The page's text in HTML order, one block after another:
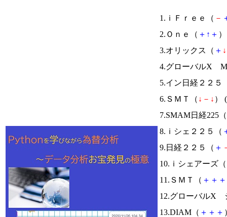
1.ｉＦｒｅｅ（ －
2.Ｏｎｅ（ ＋ ↑ ＋
3.オリックス（ ＋ ↓
4.グローバルX
5.イン日経２２５
6.ＳＭＴ（ ↓ － ↓ ） (
7.SMAM日経225（
8.ｉシェ２２５（
9.日経２２５（ ＋
10.ｉシェアーズ（
11.ＳＭＴ（ ＋ ＋ ＋
12.グローバルX
13.DIAM（ ＋ ＋ ＋